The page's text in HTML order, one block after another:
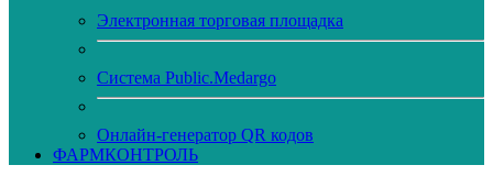
Электронная торговая площадка
Система Public.Medargo
Онлайн-генератор QR кодов
ФАРМКОНТРОЛЬ